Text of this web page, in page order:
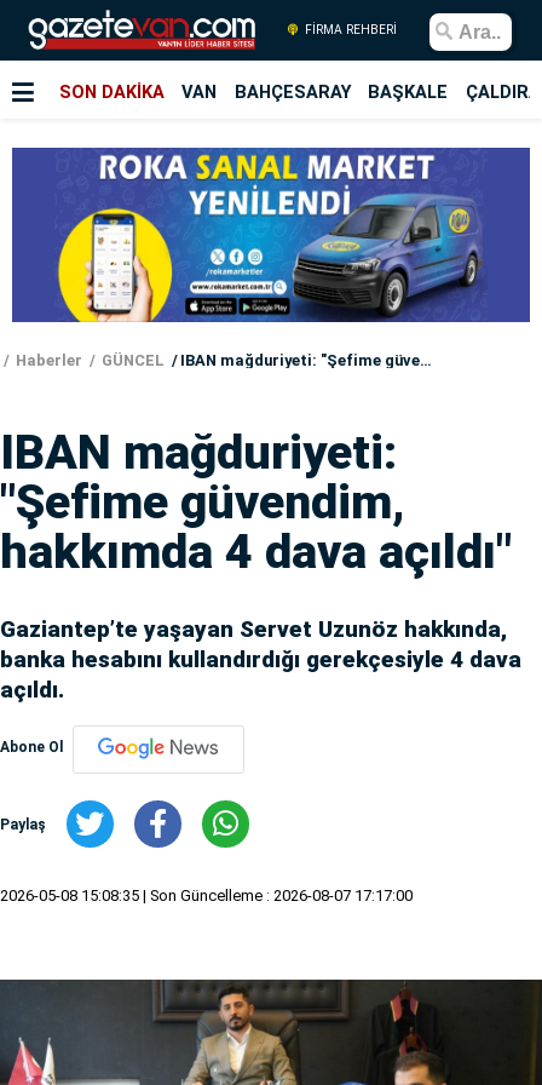
FİRMA REHBERİ
SON DAKİKA VAN BAHÇESARAY BAŞKALE
Haberler GÜNCEL IBAN mağduriyeti: "Şefime güvendim, hakkımda 4 dava açıldı"
IBAN mağduriyeti:
"Şefime güvendim,
hakkımda 4 dava açıldı"
Gaziantep’te yaşayan Servet Uzunöz hakkında,
banka hesabını kullandırdığı gerekçesiyle 4 dava
açıldı.
Abone Ol
Paylaş
2026-05-08 15:08:35 | Son Güncelleme : 2026-08-07 17:17:00